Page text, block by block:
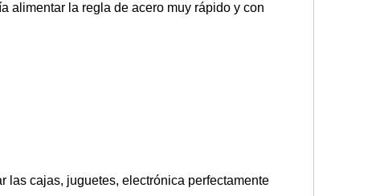
alimentar la regla de acero muy rápido y con
las cajas, juguetes, electrónica perfectamente